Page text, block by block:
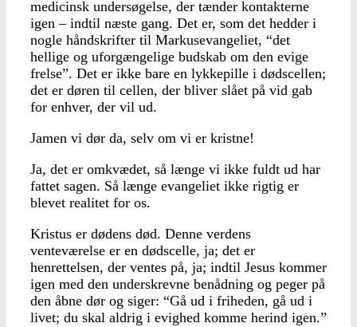
medicinsk undersøgelse, der tænder kontakterne
igen – indtil næste gang. Det er, som det hedder i
nogle håndskrifter til Markusevangeliet, “det
hellige og uforgængelige budskab om den evige
frelse”. Det er ikke bare en lykkepille i dødscellen;
det er døren til cellen, der bliver slået på vid gab
for enhver, der vil ud.
Jamen vi dør da, selv om vi er kristne!
Ja, det er omkvædet, så længe vi ikke fuldt ud har
fattet sagen. Så længe evangeliet ikke rigtig er
blevet realitet for os.
Kristus er dødens død. Denne verdens
venteværelse er en dødscelle, ja; det er
henrettelsen, der ventes på, ja; indtil Jesus kommer
igen med den underskrevne benådning og peger på
den åbne dør og siger: “Gå ud i friheden, gå ud i
livet; du skal aldrig i evighed komme herind igen.”